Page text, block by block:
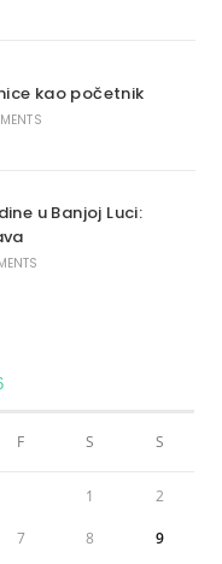
kao početnik
u Banjoj Luci:
F S S
1 2
7 8 9